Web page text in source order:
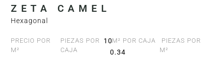
ZETA CAMEL
Hexagonal
PRECIO POR
M²
PIEZAS POR
CAJA
10M² POR CAJA
0.34
PIEZAS POR
M²